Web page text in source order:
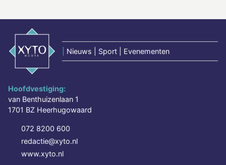
Nieuws | Sport | Evenementen
Hoofdvestiging:
van Benthuizenlaan 1
1701 BZ Heerhugowaard
072 8200 600
redactie@xyto.nl
www.xyto.nl